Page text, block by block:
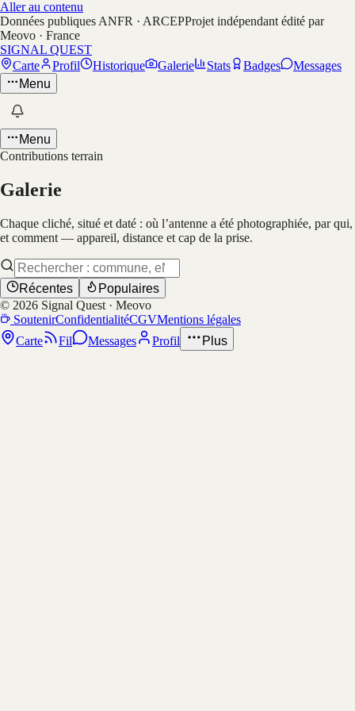
Aller au contenu
Données publiques ANFR · ARCEPProjet indépendant édité par
Meovo · France
SIGNAL QUEST
Carte
Profil Historique Galerie Stats Badges
Messages
Menu
Menu
Contributions terrain
Galerie
Chaque cliché, situé et daté : où l’antenne a été photographiée, par qui,
et comment — appareil, distance et cap de la prise.
Récentes
Populaires
© 2026 Signal Quest · Meovo
SoutenirConfidentialitéCGVMentions légales
Carte
Fil Messages Profil Plus